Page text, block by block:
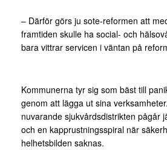
– Därför görs ju sote-reformen att
framtiden skulle ha social- och
bara vittrar servicen i väntan på
Kommunerna tyr sig som bäst till
genom att lägga ut sina
nuvarande sjukvårdsdistrikten pågår
och en kapprustningsspiral när
helhetsbilden saknas.